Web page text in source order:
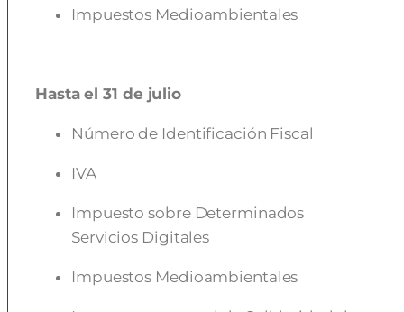
Impuestos Medioambientales
Hasta el 31 de julio
Número de Identificación Fiscal
IVA
Impuesto sobre Determinados
Servicios Digitales
Impuestos Medioambientales